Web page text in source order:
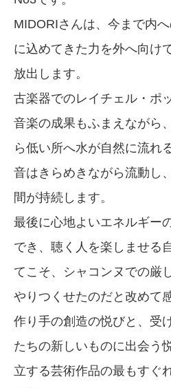
MIDORIさんは、今まで内
に込めてきた力を外へ向け
放出します。
古楽器でのレイチェル・ポ
音楽の成果もふまえながら
ら低い所へ水が自然に流れ
音はきらめきながら流動し
間が持続します。
最後に心地よいエネルギー
でき、聴く人を楽しませる
てこそ、シャコンヌでの厳
やりつくせたのだと改めて
作り手の創造の悦びと、受
たちの新しいものに出会う
立する芸術作品の最もすぐ